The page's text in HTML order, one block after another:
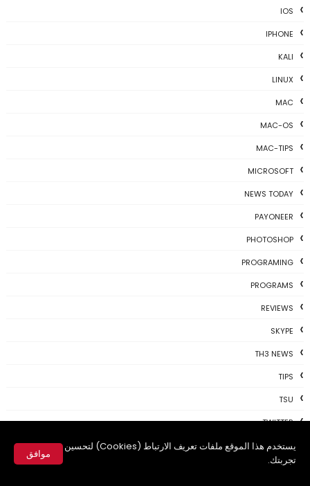
يستخدم هذا الموقع ملفات تعريف الارتباط (Cookies) لتحسين
تجربتك.
موافق
IOS
IPHONE
KALI
LINUX
MAC
MAC-OS
MAC-TIPS
MICROSOFT
NEWS TODAY
PAYONEER
PHOTOSHOP
PROGRAMING
PROGRAMS
REVIEWS
SKYPE
TH3 NEWS
TIPS
TSU
TWITTER
USBKEY
VIDEO